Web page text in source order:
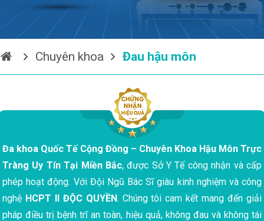
Chuyên khoa Đau hậu môn
Đa khoa Quốc Tế Cộng Đồng – Chuyên Khoa Hậu Môn Trực
Tràng Uy Tín Tại Miền Bắc, được Sở Y Tế công nhận và cấp
phép hoạt động. Với Đội Ngũ Bác Sĩ giàu kinh nghiệm và công
nghệ HCPT II ĐỘC QUYỀN. Chúng tôi cam kết mang đến giải
pháp điều trị bệnh trĩ an toàn, hiệu quả, không đau và không tái